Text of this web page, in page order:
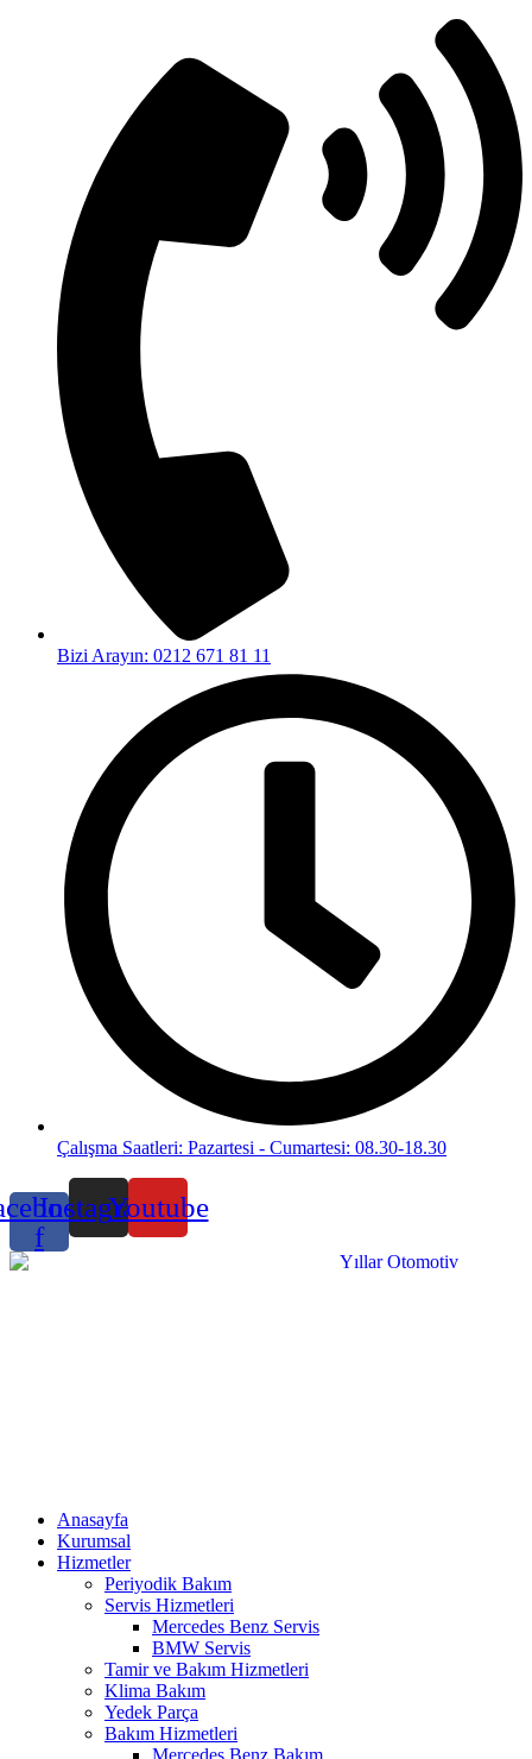
Bizi Arayın: 0212 671 81 11
Çalışma Saatleri: Pazartesi - Cumartesi: 08.30-18.30
f
InstagramYoutube
Anasayfa
Kurumsal
Hizmetler
Periyodik Bakım
Servis Hizmetleri
Mercedes Benz Servis
BMW Servis
Tamir ve Bakım Hizmetleri
Klima Bakım
Yedek Parça
Bakım Hizmetleri